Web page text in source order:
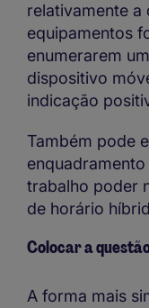
relativamente a
equipamentos
enumerarem
dispositivo
indicação
Também pode
trabalho poder
de horário
Colocar a
A forma mais